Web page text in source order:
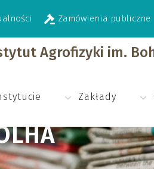
Zamówienia publiczne
Agrofizyki im.
Zakłady